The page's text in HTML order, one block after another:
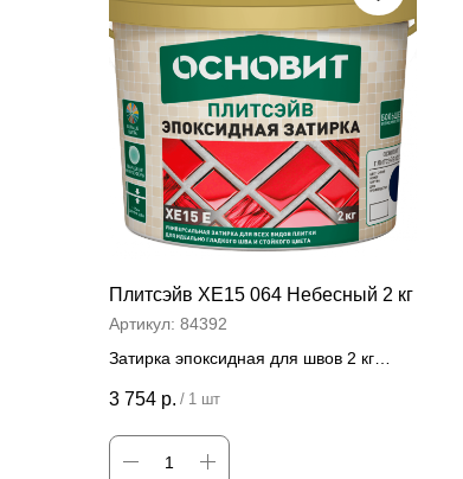
Плитсэйв ХЕ15 064 Небесный 2 кг
Артикул: 84392
Затирка эпоксидная для швов 2 кг
Цена за штуку
3 754 р. / 1 шт